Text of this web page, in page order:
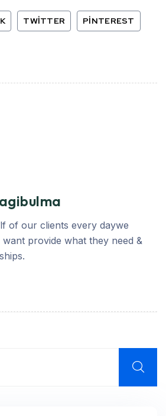
TWITTER PINTEREST
of our clients every daywe
provide what they need &